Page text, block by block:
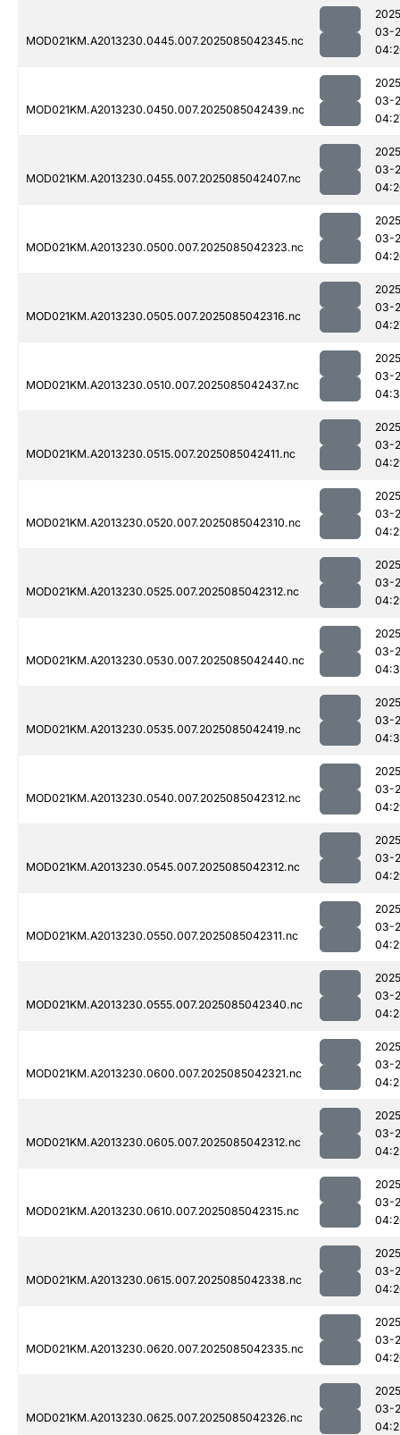
MOD021KM.A2013230.0445.007.2025085042345.nc
03-
MOD021KM.A2013230.0450.007.2025085042439.nc
03-
MOD021KM.A2013230.0455.007.2025085042407.nc
03-
MOD021KM.A2013230.0500.007.2025085042323.nc
03-
MOD021KM.A2013230.0505.007.2025085042316.nc
03-
MOD021KM.A2013230.0510.007.2025085042437.nc
03-
MOD021KM.A2013230.0515.007.2025085042411.nc
03-
MOD021KM.A2013230.0520.007.2025085042310.nc
03-
MOD021KM.A2013230.0525.007.2025085042312.nc
03-
MOD021KM.A2013230.0530.007.2025085042440.nc
03-
MOD021KM.A2013230.0535.007.2025085042419.nc
03-
MOD021KM.A2013230.0540.007.2025085042312.nc
03-
MOD021KM.A2013230.0545.007.2025085042312.nc
03-
MOD021KM.A2013230.0550.007.2025085042311.nc
03-
MOD021KM.A2013230.0555.007.2025085042340.nc
03-
MOD021KM.A2013230.0600.007.2025085042321.nc
03-
MOD021KM.A2013230.0605.007.2025085042312.nc
03-
MOD021KM.A2013230.0610.007.2025085042315.nc
03-
MOD021KM.A2013230.0615.007.2025085042338.nc
03-
MOD021KM.A2013230.0620.007.2025085042335.nc
03-
MOD021KM.A2013230.0625.007.2025085042326.nc
03-